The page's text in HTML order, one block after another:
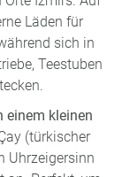
Läden für
sich in
Teestuben
einem kleinen
(türkischer
Uhrzeigersinn